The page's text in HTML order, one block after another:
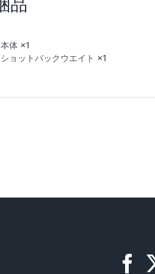
本体 ×1
ショットバックウエイト ×1